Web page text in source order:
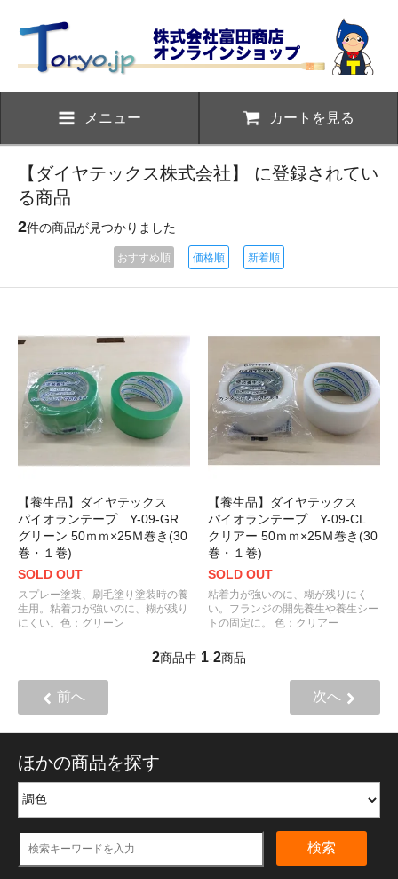
メニュー カートを見る
【ダイヤテックス株式会社】 に登録されてい
る商品
2件の商品が見つかりました
おすすめ順 価格順 新着順
【養生品】ダイヤテックス
パイオランテープ Y-09-GR
グリーン 50ｍｍ×25Ｍ巻き(30
巻・１巻)
SOLD OUT
スプレー塗装、刷毛塗り塗装時の養
生用。粘着力が強いのに、糊が残り
にくい。色：グリーン
【養生品】ダイヤテックス
パイオランテープ Y-09-CL
クリアー 50ｍｍ×25Ｍ巻き(30
巻・１巻)
SOLD OUT
粘着力が強いのに、糊が残りにく
い。フランジの開先養生や養生シー
トの固定に。 色：クリアー
2商品中 1-2商品
前へ 次へ
ほかの商品を探す
検索